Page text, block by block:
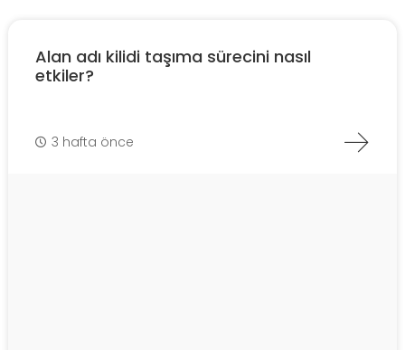
Alan adı kilidi taşıma sürecini nasıl
etkiler?
3 hafta önce